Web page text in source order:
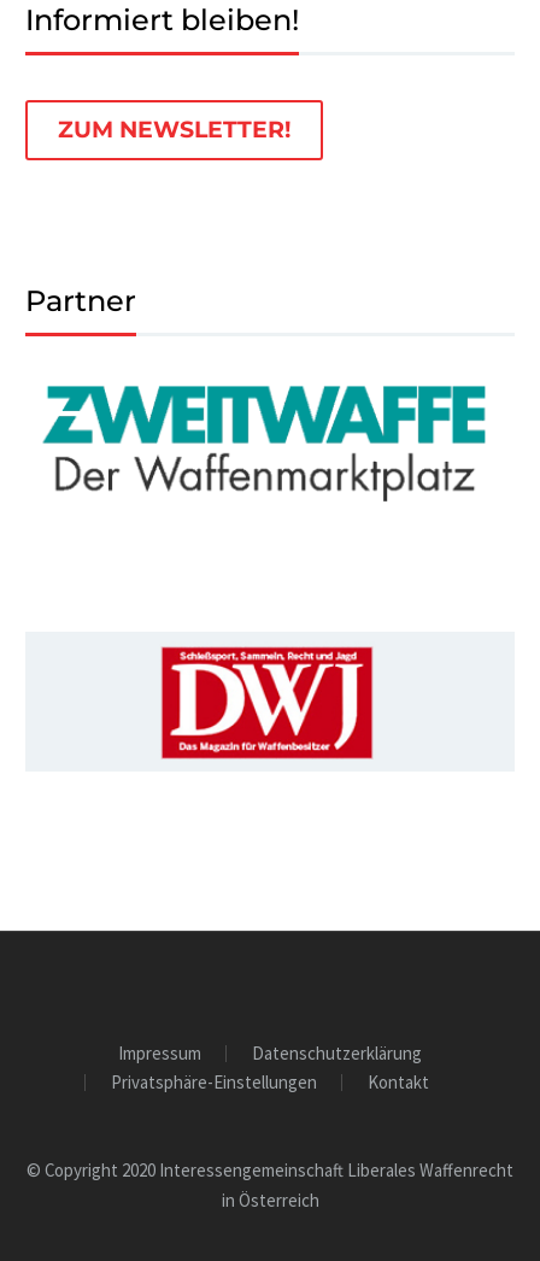
Informiert bleiben!
ZUM NEWSLETTER!
Partner
Impressum
Datenschutzerklärung
Privatsphäre-Einstellungen
Kontakt
© Copyright 2020 Interessengemeinschaft Liberales Waffenrecht
in Österreich